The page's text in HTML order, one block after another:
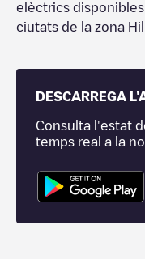
elèctrics disponibles
ciutats de la zona
DESCARREGA
Consulta l'estat
temps real a la